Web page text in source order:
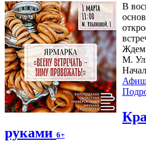
В
Ждем
М.
руками 6+